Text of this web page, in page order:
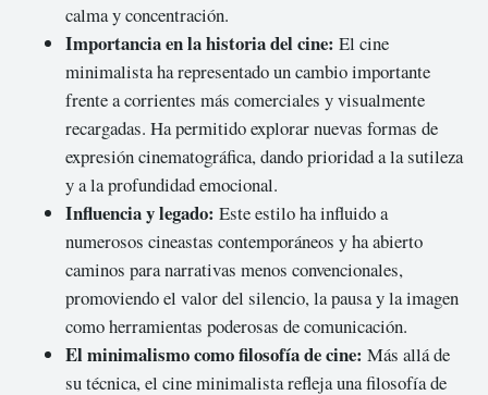
calma y concentración.
Importancia en la historia del cine: El cine
minimalista ha representado un cambio importante
frente a corrientes más comerciales y visualmente
recargadas. Ha permitido explorar nuevas formas de
expresión cinematográfica, dando prioridad a la sutileza
y a la profundidad emocional.
Influencia y legado: Este estilo ha influido a
numerosos cineastas contemporáneos y ha abierto
caminos para narrativas menos convencionales,
promoviendo el valor del silencio, la pausa y la imagen
como herramientas poderosas de comunicación.
El minimalismo como filosofía de cine: Más allá de
su técnica, el cine minimalista refleja una filosofía de